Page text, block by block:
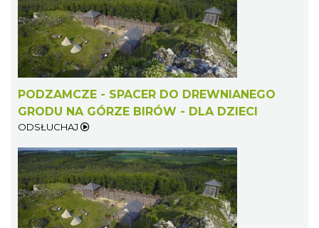
PODZAMCZE - SPACER DO DREWNIANEGO
GRODU NA GÓRZE BIRÓW - DLA DZIECI
ODSŁUCHAJ